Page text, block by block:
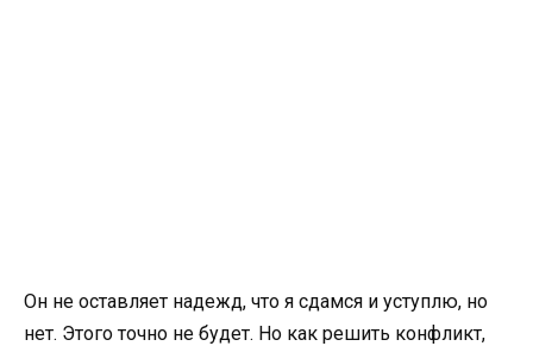
Он не оставляет надежд, что я сдамся и уступлю, но
нет. Этого точно не будет. Но как решить конфликт,